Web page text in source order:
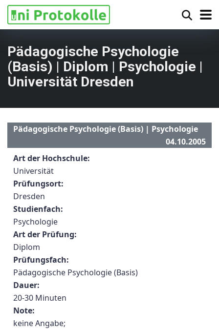
Pädagogische Psychologie
(Basis) | Diplom | Psychologie |
Universität Dresden
Pädagogische Psychologie (Basis) | Psychologie
04.10.2005
Art der Hochschule:
Universität
Prüfungsort:
Dresden
Studienfach:
Psychologie
Art der Prüfung:
Diplom
Prüfungsfach:
Pädagogische Psychologie (Basis)
Dauer:
20-30 Minuten
Note:
keine Angabe;